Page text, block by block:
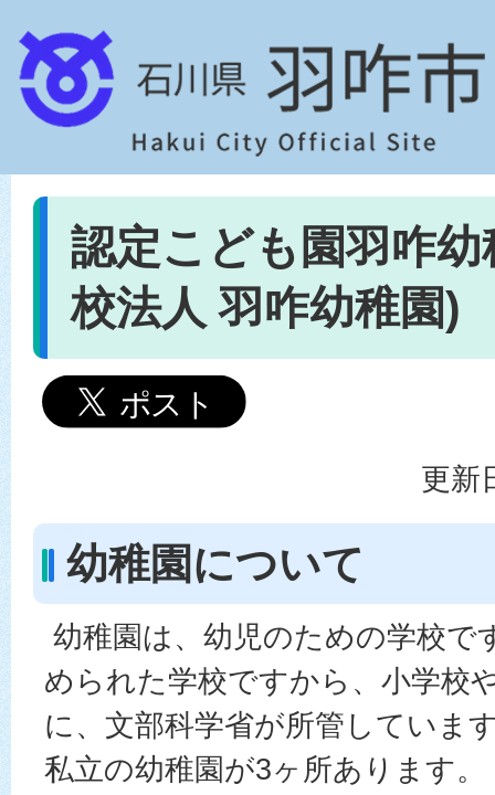
認定こども園羽咋幼
校法人 羽咋幼稚園)
更新
幼稚園について
幼稚園は、幼児のための学校で
められた学校ですから、小学校
に、文部科学省が所管していま
私立の幼稚園が3ヶ所あります。